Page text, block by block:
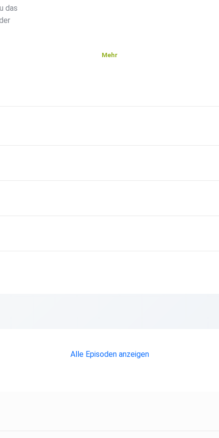
das
Mehr
Alle Episoden anzeigen